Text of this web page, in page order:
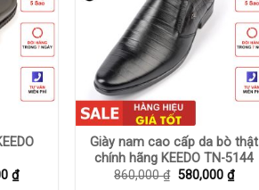
₫Giá
+
Giày nam cao cấp da bò thật
chính hãng KEEDO TN-5144
860,000₫ Giá
580,000 ₫Giá